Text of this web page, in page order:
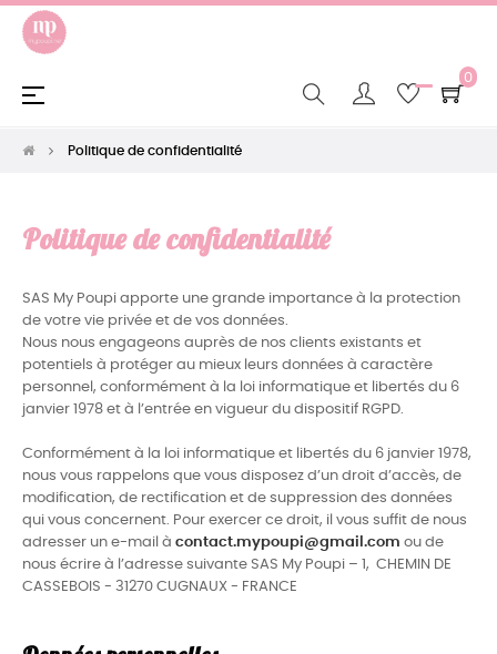
0
Basculer
☰
Politique de confidentialité
Politique de confidentialité
SAS My Poupi apporte une grande importance à la protection
de votre vie privée et de vos données.
Nous nous engageons auprès de nos clients existants et
potentiels à protéger au mieux leurs données à caractère
personnel, conformément à la loi informatique et libertés du 6
janvier 1978 et à l’entrée en vigueur du dispositif RGPD.
Conformément à la loi informatique et libertés du 6 janvier 1978,
nous vous rappelons que vous disposez d’un droit d’accès, de
modification, de rectification et de suppression des données
qui vous concernent. Pour exercer ce droit, il vous suffit de nous
adresser un e-mail à contact.mypoupi@gmail.com ou de
nous écrire à l’adresse suivante SAS My Poupi – 1, CHEMIN DE
CASSEBOIS - 31270 CUGNAUX - FRANCE